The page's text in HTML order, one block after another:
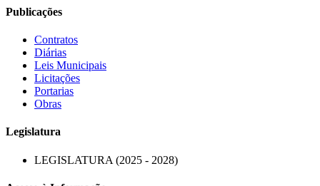
Publicações
Contratos
Diárias
Leis Municipais
Licitações
Portarias
Obras
Legislatura
LEGISLATURA (2025 - 2028)